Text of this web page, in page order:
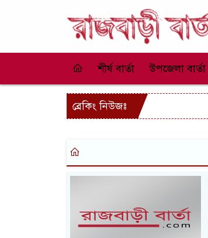
শীর্ষ বার্তা উপজেলা বার্তা
ব্রেকিং নিউজঃ